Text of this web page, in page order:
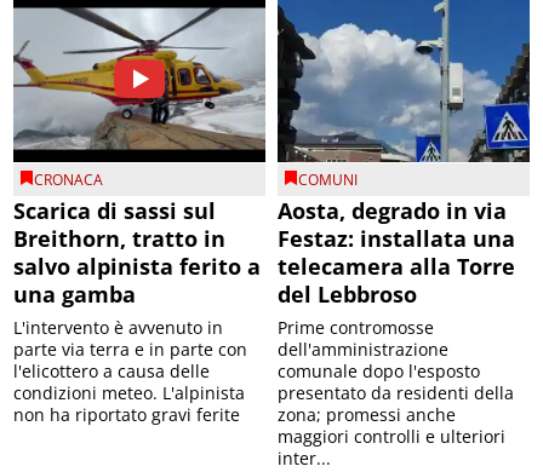
CRONACA
Scarica di sassi sul
Breithorn, tratto in
salvo alpinista ferito a
una gamba
L'intervento è avvenuto in
parte via terra e in parte con
l'elicottero a causa delle
condizioni meteo. L'alpinista
non ha riportato gravi ferite
COMUNI
Aosta, degrado in via
Festaz: installata una
telecamera alla Torre
del Lebbroso
Prime contromosse
dell'amministrazione
comunale dopo l'esposto
presentato da residenti della
zona; promessi anche
maggiori controlli e ulteriori
inter...